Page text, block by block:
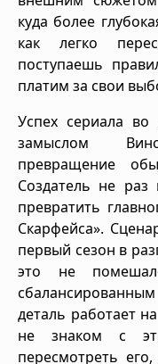
куда более
как легко
поступаешь
платим за свои
Успех сериала
замыслом
превращение
Создатель не
превратить
Скарфейса».
первый сезон в
это не
деталь работает
не знаком с
пересмотреть